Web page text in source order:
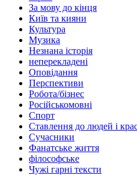
За мову до кінця
Київ та кияни
Культура
Музика
Незнана історія
неперекладені
Оповідання
Перспективи
Робота/бізнес
Російськомовні
Спорт
Ставлення до людей і
Сучасники
Фанатське життя
філософське
Чужі гарні тексти